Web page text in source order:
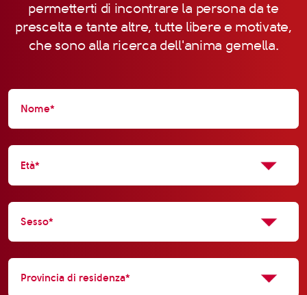
permetterti di incontrare la persona da te
prescelta e tante altre, tutte libere e motivate,
che sono alla ricerca dell'anima gemella.